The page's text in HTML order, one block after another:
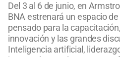
Del 3 al 6 de junio, en
BNA estrenará un espacio
pensado para la
innovación y las grandes
Inteligencia artificial,